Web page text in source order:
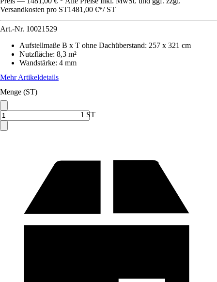
Versandkosten pro ST1481,00 €*/ ST
Art.-Nr. 10021529
Aufstellmaße B x T ohne Dachüberstand: 257 x 321 cm
Nutzfläche: 8,3 m²
Wandstärke: 4 mm
Mehr Artikeldetails
Menge (ST)
1 ST